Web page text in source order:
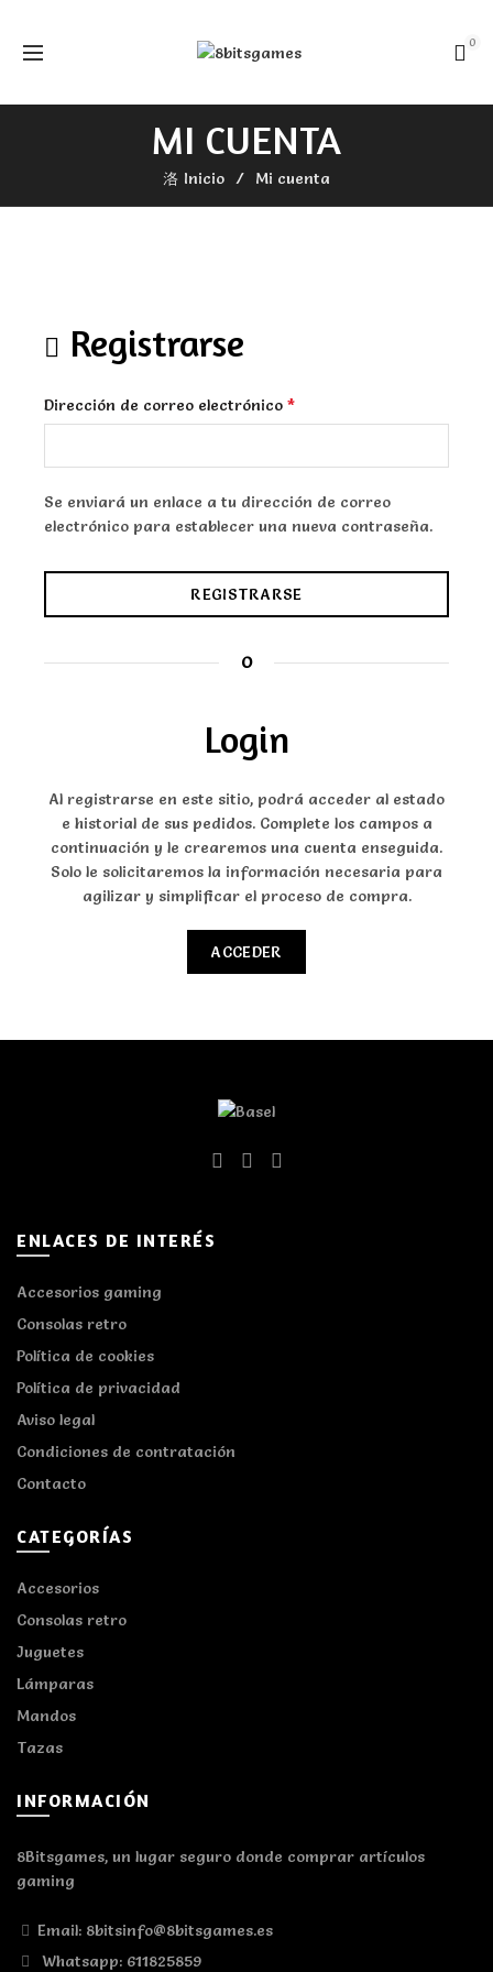
0
MI CUENTA
Inicio Mi cuenta
Registrarse
Dirección de correo electrónico *Obligatorio
Se enviará un enlace a tu dirección de correo
electrónico para establecer una nueva contraseña.
REGISTRARSE
O
Login
Al registrarse en este sitio, podrá acceder al estado
e historial de sus pedidos. Complete los campos a
continuación y le crearemos una cuenta enseguida.
Solo le solicitaremos la información necesaria para
agilizar y simplificar el proceso de compra.
ACCEDER
ENLACES DE INTERÉS
Accesorios gaming
Consolas retro
Política de cookies
Política de privacidad
Aviso legal
Condiciones de contratación
Contacto
CATEGORÍAS
Accesorios
Consolas retro
Juguetes
Lámparas
Mandos
Tazas
INFORMACIÓN
8Bitsgames, un lugar seguro donde comprar artículos
gaming
Email: 8bitsinfo@8bitsgames.es
Whatsapp: 611825859